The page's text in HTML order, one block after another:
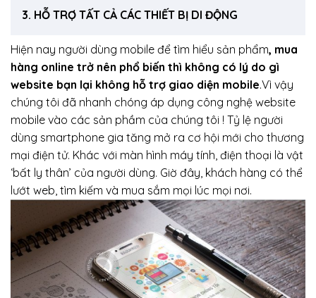
3. HỖ TRỢ TẤT CẢ CÁC THIẾT BỊ DI ĐỘNG
Hiện nay người dùng mobile để tìm hiểu sản phẩm, mua
hàng online trở nên phổ biến thì không có lý do gì
website bạn lại không hỗ trợ giao diện mobile.Vì vậy
chúng tôi đã nhanh chóng áp dụng công nghệ website
mobile vào các sản phầm của chúng tôi ! Tỷ lệ người
dùng smartphone gia tăng mở ra cơ hội mới cho thương
mại điện tử. Khác với màn hình máy tính, điện thoại là vật
‘bất ly thân’ của người dùng. Giờ đây, khách hàng có thể
lướt web, tìm kiếm và mua sắm mọi lúc mọi nơi.